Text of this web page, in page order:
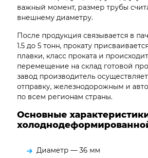
важный момент, размер трубы
внешнему диаметру.
После продукция связывается в
1.5 до 5 тонн, прокату
плавки, класс проката и происходит
перемещение на склад готовой
завод производитель
отправку, железнодорожным и
по всем регионам страны.
Основные
Диаметр — 36 мм